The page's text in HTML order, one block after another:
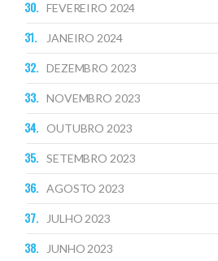
FEVEREIRO 2024
JANEIRO 2024
DEZEMBRO 2023
NOVEMBRO 2023
OUTUBRO 2023
SETEMBRO 2023
AGOSTO 2023
JULHO 2023
JUNHO 2023